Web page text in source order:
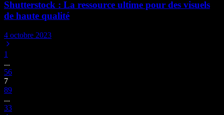
Shutterstock : La ressource ultime pour des visuels
de haute qualité
4 octobre 2023
1
...
56
7
89
...
33